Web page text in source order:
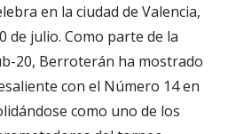
en la ciudad de Valencia,
de julio. Como parte de la
20, Berroterán ha mostrado
con el Número 14 en
como uno de los